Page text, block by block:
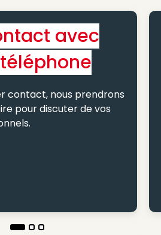
avec
contact, nous prendrons
pour discuter de vos